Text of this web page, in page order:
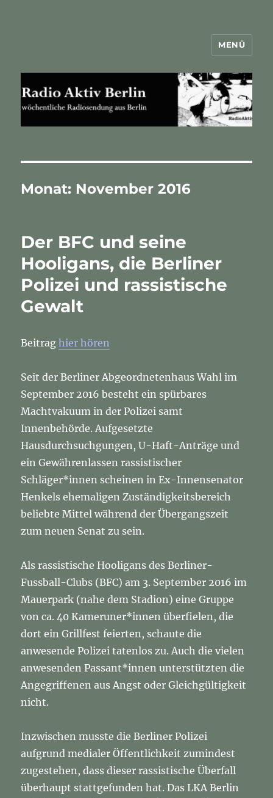
MENÜ
Monat: November 2016
Der BFC und seine
Hooligans, die Berliner
Polizei und rassistische
Gewalt
Beitraghier hören
Seit der Berliner Abgeordnetenhaus Wahl im
September 2016 besteht ein spürbares
Machtvakuum in der Polizei samt
Innenbehörde. Aufgesetzte
Hausdurchsuchgungen, U-Haft-Anträge und
ein Gewährenlassen rassistischer
Schläger*innen scheinen in Ex-Innensenator
Henkels ehemaligen Zuständigkeitsbereich
beliebte Mittel während der Übergangszeit
zum neuen Senat zu sein.
Als rassistische Hooligans des Berliner-
Fussball-Clubs (BFC) am 3. September 2016 im
Mauerpark (nahe dem Stadion) eine Gruppe
von ca. 40 Kameruner*innen überfielen, die
dort ein Grillfest feierten, schaute die
anwesende Polizei tatenlos zu. Auch die vielen
anwesenden Passant*innen unterstützten die
Angegriffenen aus Angst oder Gleichgültigkeit
nicht.
Inzwischen musste die Berliner Polizei
aufgrund medialer Öffentlichkeit zumindest
zugestehen, dass dieser rassistische Überfall
überhaupt stattgefunden hat. Das LKA Berlin